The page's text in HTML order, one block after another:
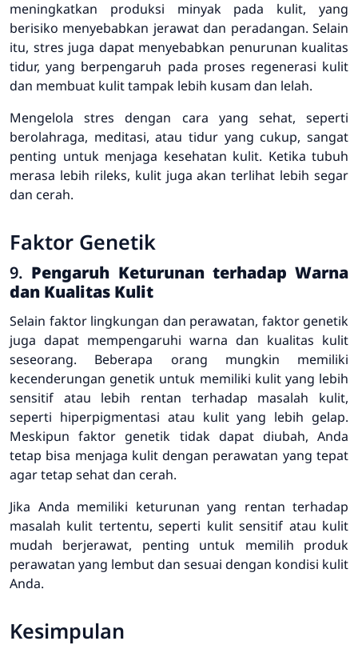
meningkatkan produksi minyak pada kulit, yang
berisiko menyebabkan jerawat dan peradangan. Selain
itu, stres juga dapat menyebabkan penurunan kualitas
tidur, yang berpengaruh pada proses regenerasi kulit
dan membuat kulit tampak lebih kusam dan lelah.
Mengelola stres dengan cara yang sehat, seperti
berolahraga, meditasi, atau tidur yang cukup, sangat
penting untuk menjaga kesehatan kulit. Ketika tubuh
merasa lebih rileks, kulit juga akan terlihat lebih segar
dan cerah.
Faktor Genetik
9. Pengaruh Keturunan terhadap Warna
dan Kualitas Kulit
Selain faktor lingkungan dan perawatan, faktor genetik
juga dapat mempengaruhi warna dan kualitas kulit
seseorang. Beberapa orang mungkin memiliki
kecenderungan genetik untuk memiliki kulit yang lebih
sensitif atau lebih rentan terhadap masalah kulit,
seperti hiperpigmentasi atau kulit yang lebih gelap.
Meskipun faktor genetik tidak dapat diubah, Anda
tetap bisa menjaga kulit dengan perawatan yang tepat
agar tetap sehat dan cerah.
Jika Anda memiliki keturunan yang rentan terhadap
masalah kulit tertentu, seperti kulit sensitif atau kulit
mudah berjerawat, penting untuk memilih produk
perawatan yang lembut dan sesuai dengan kondisi kulit
Anda.
Kesimpulan